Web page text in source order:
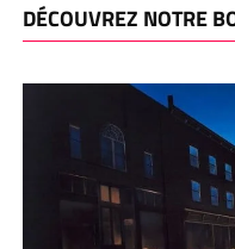
DÉCOUVREZ NOTRE